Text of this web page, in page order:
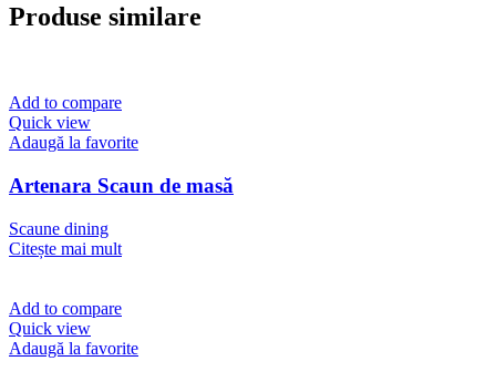
Produse similare
Add to compare
Quick view
Adaugă la favorite
Artenara Scaun de masă
Scaune dining
Citește mai mult
Add to compare
Quick view
Adaugă la favorite